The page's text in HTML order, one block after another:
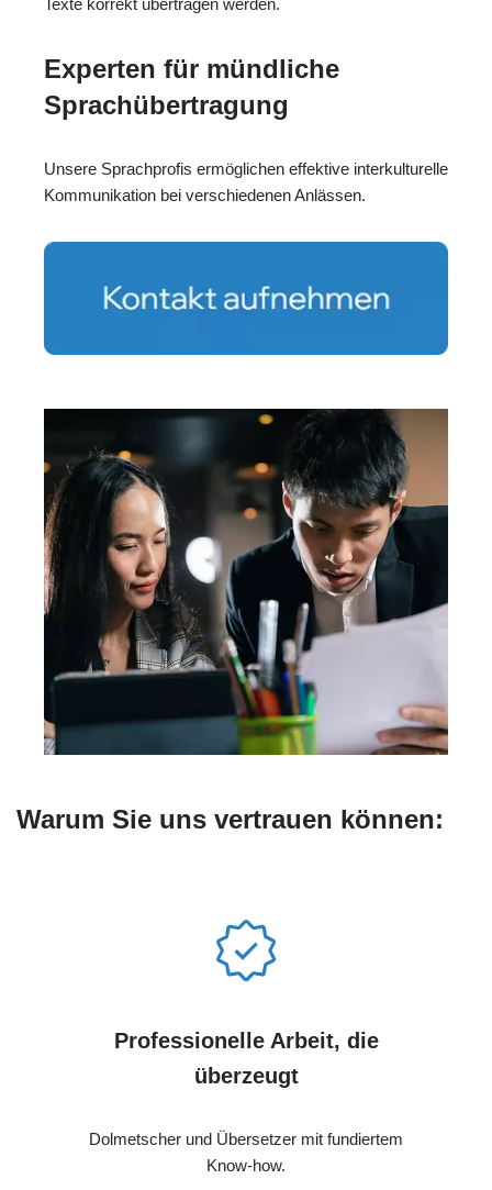
Experten für mündliche
Sprachübertragung
Unsere Sprachprofis ermöglichen effektive interkulturelle
Kommunikation bei verschiedenen Anlässen.
Warum Sie uns vertrauen können:
Professionelle Arbeit, die
überzeugt
Dolmetscher und Übersetzer mit fundiertem
Know-how.